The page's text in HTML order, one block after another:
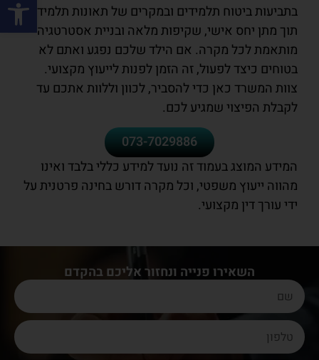
בתביעות ביטוח תלמידים ובמקרים של תאונות תלמידים,
תוך מתן יחס אישי, שקיפות מלאה ובניית אסטרטגיה
מותאמת לכל מקרה. אם הילד שלכם נפגע ואתם לא
בטוחים כיצד לפעול, זה הזמן לפנות לייעוץ מקצועי.
צוות המשרד כאן כדי להסביר, לכוון וללוות אתכם עד
לקבלת הפיצוי שמגיע לכם.
073-7029886
המידע המוצג בעמוד זה נועד למידע כללי בלבד ואינו
מהווה ייעוץ משפטי, וכל מקרה דורש בחינה פרטנית על
ידי עורך דין מקצועי.
השאירו פנייה ונחזור אליכם בהקדם